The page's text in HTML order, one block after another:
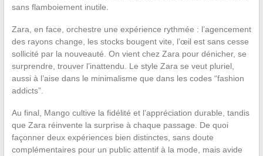
sans flamboiement inutile.
Zara, en face, orchestre une expérience rythmée : l’agencement
des rayons change, les stocks bougent vite, l’œil est sans cesse
sollicité par la nouveauté. On vient chez Zara pour dénicher, se
surprendre, trouver l’inattendu. Le style Zara se veut pluriel,
aussi à l’aise dans le minimalisme que dans les codes “fashion
addicts”.
Au final, Mango cultive la fidélité et l’appréciation durable, tandis
que Zara réinvente la surprise à chaque passage. De quoi
façonner deux expériences bien distinctes, sans doute
complémentaires pour un public attentif à la mode, mais avide